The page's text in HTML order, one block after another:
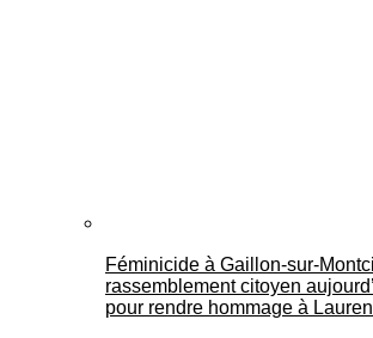
Féminicide à
rassemblement citoyen
pour rendre hommage à